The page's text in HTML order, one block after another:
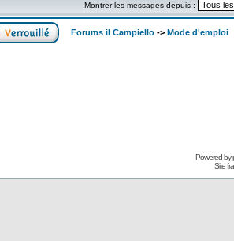
Montrer les messages depuis :
Forums il Campiello -> Mode d'emploi
Powered by
Site